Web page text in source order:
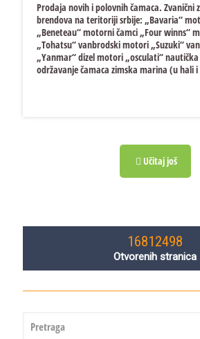
Prodaja novih i polovnih čamaca. Zvanični
brendova na teritoriji srbije: „Bavaria“
„Beneteau“ motorni čamci „Four winns“
„Tohatsu“ vanbrodski motori „Suzuki“
„Yanmar“ dizel motori „osculati“ nautička
održavanje čamaca zimska marina (u hali
Učitaj još
16812498
Otvorenih stranica